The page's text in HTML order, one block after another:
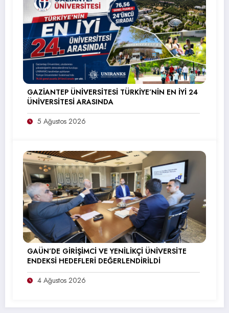
GAZİANTEP ÜNİVERSİTESİ TÜRKİYE’NİN EN İYİ 24
ÜNİVERSİTESİ ARASINDA
5 Ağustos 2026
GAÜN’DE GİRİŞİMCİ VE YENİLİKÇİ ÜNİVERSİTE
ENDEKSİ HEDEFLERİ DEĞERLENDİRİLDİ
4 Ağustos 2026